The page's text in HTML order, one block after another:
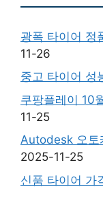
광폭 타이어 정
11-26
중고 타이어 성
쿠팡플레이 10
11-25
Autodesk 오토
2025-11-25
신품 타이어 가